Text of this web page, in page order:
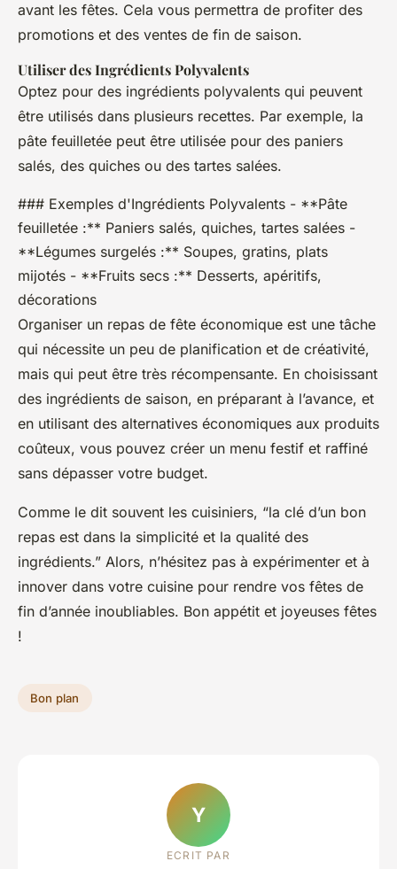
avant les fêtes. Cela vous permettra de profiter des
promotions et des ventes de fin de saison.
Utiliser des Ingrédients Polyvalents
Optez pour des ingrédients polyvalents qui peuvent
être utilisés dans plusieurs recettes. Par exemple, la
pâte feuilletée peut être utilisée pour des paniers
salés, des quiches ou des tartes salées.
### Exemples d'Ingrédients Polyvalents - **Pâte
feuilletée :** Paniers salés, quiches, tartes salées -
**Légumes surgelés :** Soupes, gratins, plats
mijotés - **Fruits secs :** Desserts, apéritifs,
décorations
Organiser un repas de fête économique est une tâche
qui nécessite un peu de planification et de créativité,
mais qui peut être très récompensante. En choisissant
des ingrédients de saison, en préparant à l’avance, et
en utilisant des alternatives économiques aux produits
coûteux, vous pouvez créer un menu festif et raffiné
sans dépasser votre budget.
Comme le dit souvent les cuisiniers, “la clé d’un bon
repas est dans la simplicité et la qualité des
ingrédients.” Alors, n’hésitez pas à expérimenter et à
innover dans votre cuisine pour rendre vos fêtes de
fin d’année inoubliables. Bon appétit et joyeuses fêtes
!
Bon plan
Y
ECRIT PAR